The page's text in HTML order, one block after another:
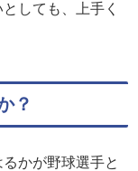
しても、上手く
？
かが野球選手と